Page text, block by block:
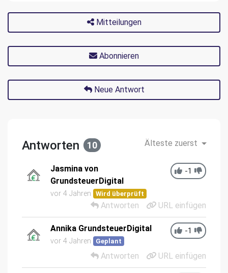
Mitteilungen
Abonnieren
Neue Antwort
Antworten 10 Älteste zuerst
-1
Jasmina von
GrundsteuerDigital
vor 4 Jahren Wird überprüft
Antworten URL einfügen
-1
Annika GrundsteuerDigital
vor 4 Jahren Geplant
Antworten URL einfügen